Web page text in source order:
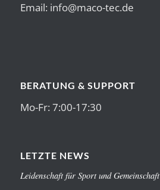
Email: info@maco-tec.de
BERATUNG & SUPPORT
Mo-Fr: 7:00-17:30
LETZTE NEWS
Leidenschaft für Sport und Gemeinschaft